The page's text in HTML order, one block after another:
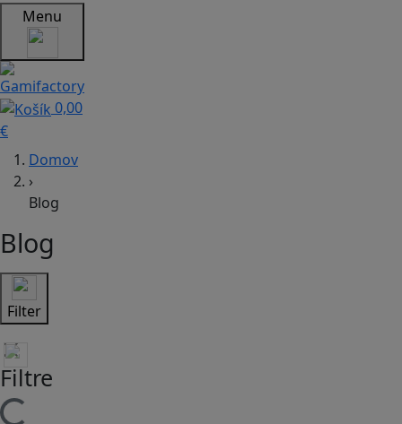
Menu
0,00
€
Domov
›
Blog
Blog
Filter
Filtre